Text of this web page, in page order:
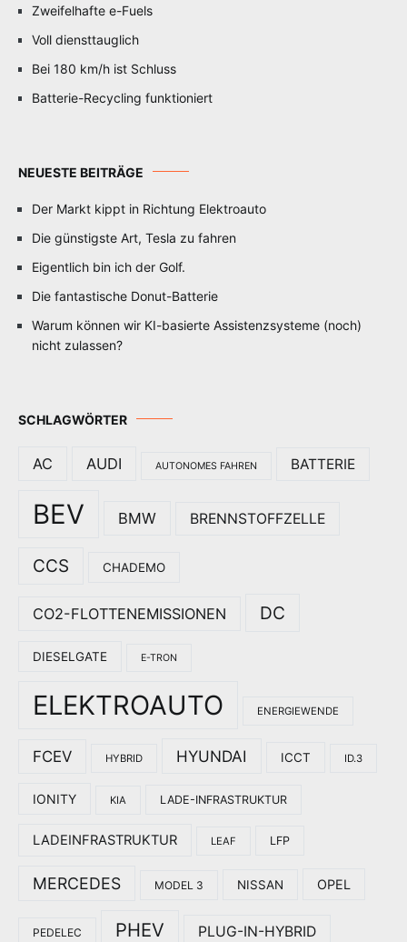
Zweifelhafte e-Fuels
Voll diensttauglich
Bei 180 km/h ist Schluss
Batterie-Recycling funktioniert
NEUESTE BEITRÄGE
Der Markt kippt in Richtung Elektroauto
Die günstigste Art, Tesla zu fahren
Eigentlich bin ich der Golf.
Die fantastische Donut-Batterie
Warum können wir KI-basierte Assistenzsysteme (noch)
nicht zulassen?
SCHLAGWÖRTER
AC AUDI AUTONOMES FAHREN BATTERIE
BEV BMW BRENNSTOFFZELLE
CCS CHADEMO
CO2-FLOTTENEMISSIONEN DC
DIESELGATE E-TRON
ELEKTROAUTO ENERGIEWENDE
FCEV HYBRID HYUNDAI ICCT ID.3
IONITY KIA LADE-INFRASTRUKTUR
LADEINFRASTRUKTUR LEAF LFP
MERCEDES MODEL 3 NISSAN OPEL
PEDELEC PHEV PLUG-IN-HYBRID